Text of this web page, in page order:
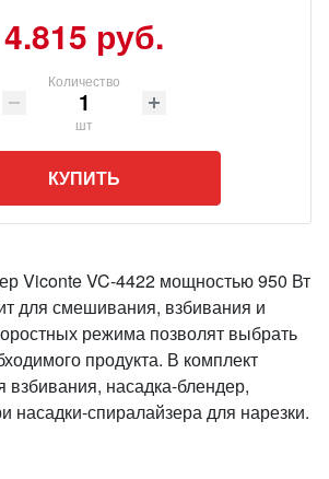
4.815 руб.
Количество
шт
КУПИТЬ
Viconte VC-4422 мощностью 950 Вт
для смешивания, взбивания и
режима позволят выбрать
продукта. В комплект
взбивания, насадка-блендер,
насадки-спиралайзера для нарезки.